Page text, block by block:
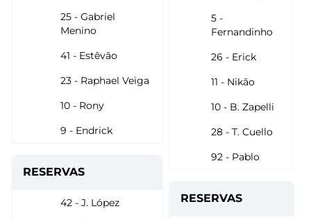
25 - Gabriel
Menino
41 - Estêvão
23 - Raphael Veiga
10 - Rony
9 - Endrick
RESERVAS
42 - J. López
5 -
Fernandinho
26 - Erick
11 - Nikão
10 - B. Zapelli
28 - T. Cuello
92 - Pablo
RESERVAS